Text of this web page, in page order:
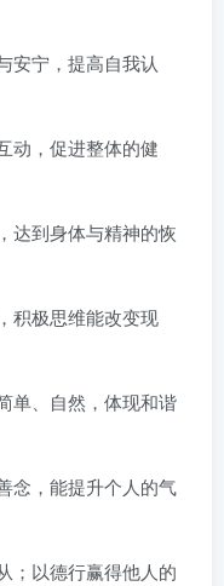
安宁，提高自我认
动，促进整体的健
达到身体与精神的恢
积极思维能改变现
单、自然，体现和谐
念，能提升个人的气
；以德行赢得他人的